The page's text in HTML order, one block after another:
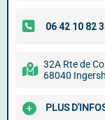
32A Rte de
68040
PLUS